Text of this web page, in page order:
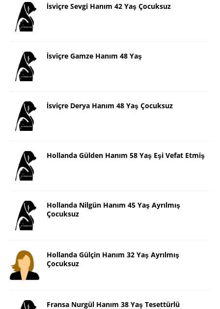
İsviçre Sevgi Hanım 42 Yaş Çocuksuz
İsviçre Gamze Hanım 48 Yaş
İsviçre Derya Hanım 48 Yaş Çocuksuz
Hollanda Gülden Hanım 58 Yaş Eşi Vefat Etmiş
Hollanda Nilgün Hanım 45 Yaş Ayrılmış
Çocuksuz
Hollanda Gülçin Hanım 32 Yaş Ayrılmış
Çocuksuz
Fransa Nurgül Hanım 38 Yaş Tesettürlü